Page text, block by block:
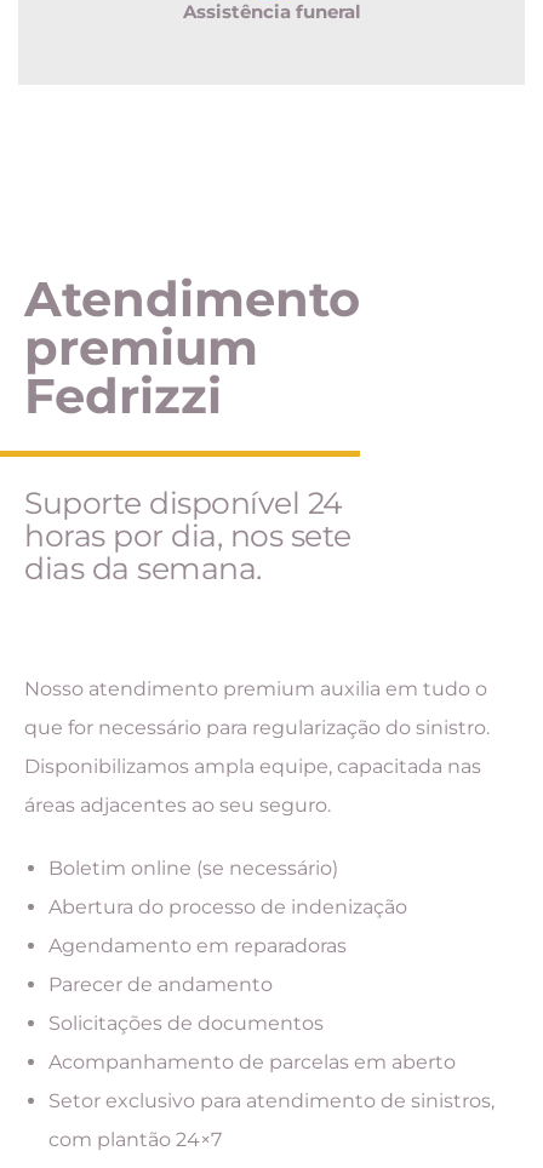
Assistência funeral
Atendimento
premium
Fedrizzi
Suporte disponível 24
horas por dia, nos sete
dias da semana.
Nosso atendimento premium auxilia em tudo o
que for necessário para regularização do sinistro.
Disponibilizamos ampla equipe, capacitada nas
áreas adjacentes ao seu seguro.
Boletim online (se necessário)
Abertura do processo de indenização
Agendamento em reparadoras
Parecer de andamento
Solicitações de documentos
Acompanhamento de parcelas em aberto
Setor exclusivo para atendimento de sinistros,
com plantão 24×7